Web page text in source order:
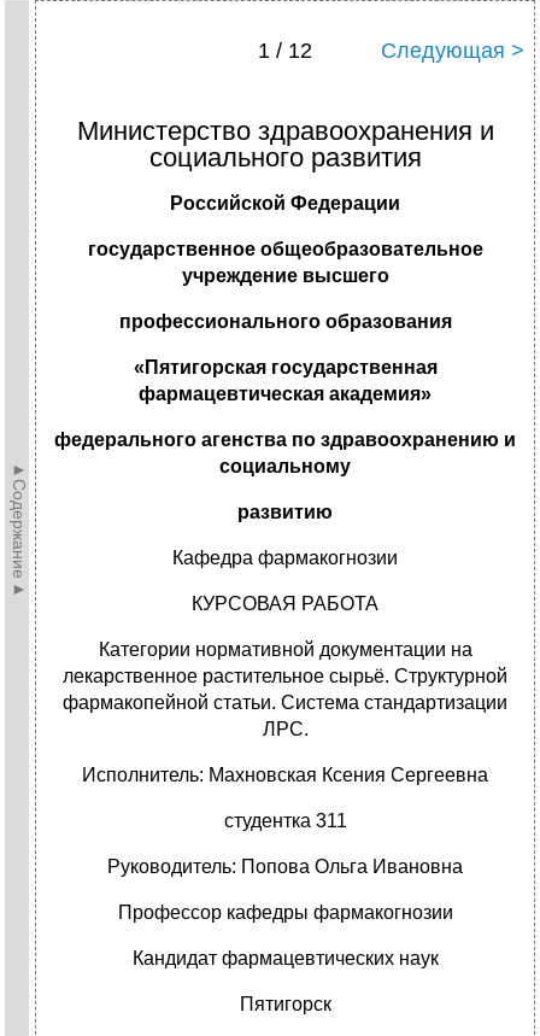
►Содержание►
1 / 12 Следующая >
Министерство здравоохранения и
социального развития
Российской Федерации
государственное общеобразовательное
учреждение высшего
профессионального образования
«Пятигорская государственная
фармацевтическая академия»
федерального агенства по здравоохранению и
социальному
развитию
Кафедра фармакогнозии
КУРСОВАЯ РАБОТА
Категории нормативной документации на
лекарственное растительное сырьё. Структурной
фармакопейной статьи. Система стандартизации
ЛРС.
Исполнитель: Махновская Ксения Сергеевна
студентка 311
Руководитель: Попова Ольга Ивановна
Профессор кафедры фармакогнозии
Кандидат фармацевтических наук
Пятигорск